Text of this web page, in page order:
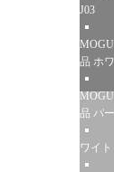
J03
品 ホ
品 パ
ワイ